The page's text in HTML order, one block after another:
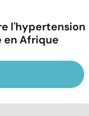
l'hypertension
en Afrique